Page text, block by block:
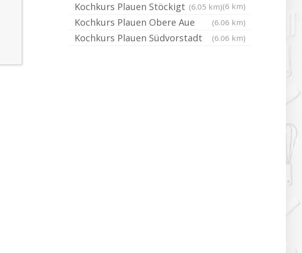
(6 km)
Kochkurs Plauen Stöckigt (6.05 km)
Kochkurs Plauen Obere Aue (6.06 km)
Kochkurs Plauen Südvorstadt (6.06 km)